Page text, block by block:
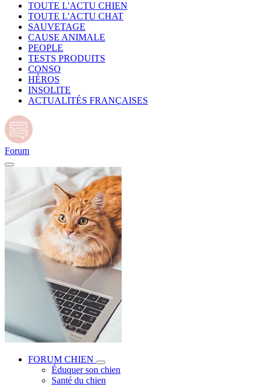
TOUTE L'ACTU CHIEN
TOUTE L'ACTU CHAT
SAUVETAGE
CAUSE ANIMALE
PEOPLE
TESTS PRODUITS
CONSO
HÉROS
INSOLITE
ACTUALITÉS FRANÇAISES
Forum
FORUM CHIEN
Éduquer son chien
Santé du chien